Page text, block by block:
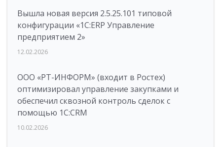
Вышла новая версия 2.5.25.101 типовой
конфигурации «1С:ERP Управление
предприятием 2»
12.02.2026
ООО «РТ-ИНФОРМ» (входит в Ростех)
оптимизировал управление закупками и
обеспечил сквозной контроль сделок с
помощью 1С:CRM
10.02.2026